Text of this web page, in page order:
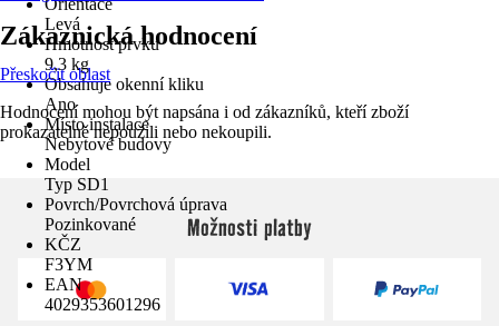
Orientace
Levá
Hmotnost prvku
9,3 kg
Obsahuje okenní kliku
Ano
Místo instalace
Nebytové budovy
Model
Typ SD1
Povrch/Povrchová úprava
Pozinkované
KČZ
F3YM
EAN
4029353601296
Zákaznická hodnocení
Přeskočit oblast
Hodnocení mohou být napsána i od zákazníků, kteří zboží
prokazatelně nepoužili nebo nekoupili.
Možnosti platby